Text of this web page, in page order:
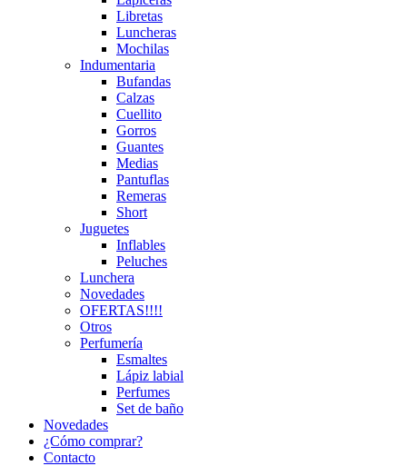
Libretas
Luncheras
Mochilas
Indumentaria
Bufandas
Calzas
Cuellito
Gorros
Guantes
Medias
Pantuflas
Remeras
Short
Juguetes
Inflables
Peluches
Lunchera
Novedades
OFERTAS!!!!
Otros
Perfumería
Esmaltes
Lápiz labial
Perfumes
Set de baño
Novedades
¿Cómo comprar?
Contacto